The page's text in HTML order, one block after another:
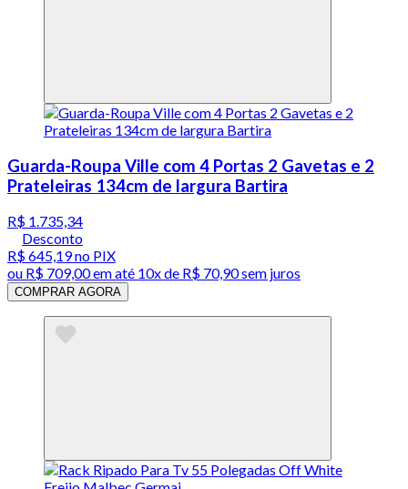
Guarda-Roupa Ville com 4 Portas 2 Gavetas e 2
Prateleiras 134cm de largura Bartira
R$ 1.735,34
Desconto
R$ 645,19no PIX
ou R$ 709,00em até 10x de R$ 70,90 sem juros
COMPRAR AGORA